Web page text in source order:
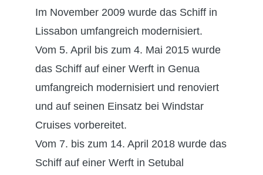
Im November 2009 wurde das Schiff in
Lissabon umfangreich modernisiert.
Vom 5. April bis zum 4. Mai 2015 wurde
das Schiff auf einer Werft in Genua
umfangreich modernisiert und renoviert
und auf seinen Einsatz bei Windstar
Cruises vorbereitet.
Vom 7. bis zum 14. April 2018 wurde das
Schiff auf einer Werft in Setubal